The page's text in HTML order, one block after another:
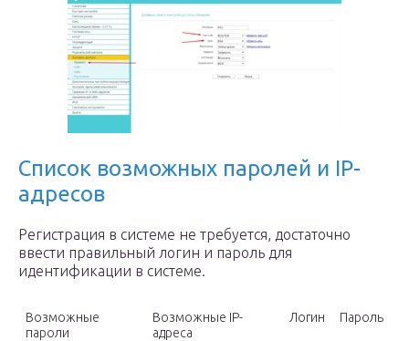
Список возможных паролей и IP-
адресов
Регистрация в системе не требуется, достаточно
ввести правильный логин и пароль для
идентификации в системе.
Возможные
пароли
Возможные IP-
адреса
Логин Пароль